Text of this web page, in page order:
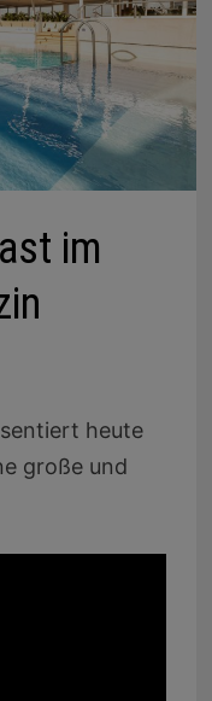
im
heute
große und